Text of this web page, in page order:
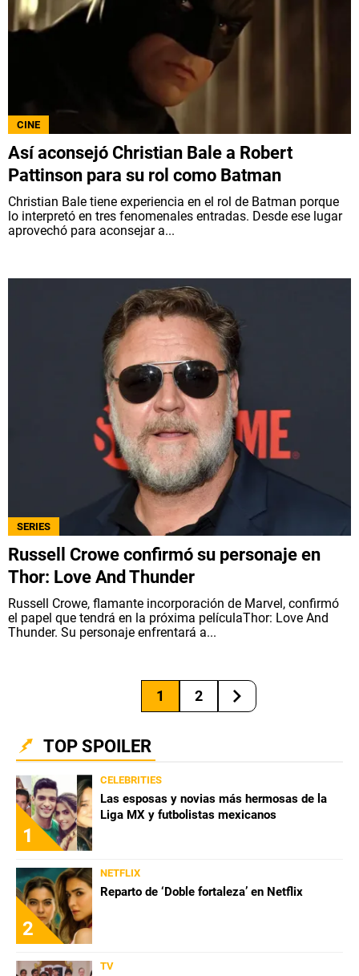
CINE
Así aconsejó Christian Bale a Robert
Pattinson para su rol como Batman
Christian Bale tiene experiencia en el rol de Batman porque
lo interpretó en tres fenomenales entradas. Desde ese lugar
aprovechó para aconsejar a...
SERIES
Russell Crowe confirmó su personaje en
Thor: Love And Thunder
Russell Crowe, flamante incorporación de Marvel, confirmó
el papel que tendrá en la próxima películaThor: Love And
Thunder. Su personaje enfrentará a...
1 2
TOP SPOILER
1
CELEBRITIES
Las esposas y novias más hermosas de la
Liga MX y futbolistas mexicanos
2
NETFLIX
Reparto de ‘Doble fortaleza’ en Netflix
TV